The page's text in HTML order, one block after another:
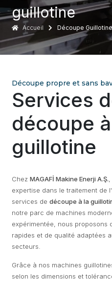
guillotine
Accueil Découpe Guillotine
Découpe propre et sans
Services
découpe
guillotine
Chez MAGAFİ Makine Enerji A.Ş.
expertise dans le traitement de
services de découpe à la
notre parc de machines
expérimentée, nous proposons
rapides et de qualité adaptées
secteurs.
Grâce à nos machines
selon les dimensions et